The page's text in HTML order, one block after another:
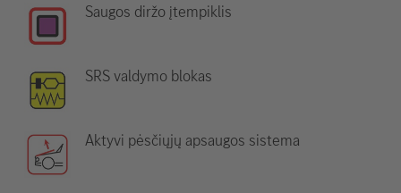
Saugos diržo įtempiklis
SRS valdymo blokas
Aktyvi pėsčiųjų apsaugos sistema